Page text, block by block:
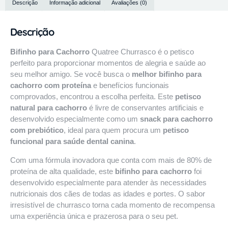
Descrição Informação adicional Avaliações (0)
Descrição
Bifinho para Cachorro Quatree Churrasco é o petisco
perfeito para proporcionar momentos de alegria e saúde ao
seu melhor amigo. Se você busca o melhor bifinho para
cachorro com proteínae benefícios funcionais
comprovados, encontrou a escolha perfeita. Este petisco
natural para cachorro é livre de conservantes artificiais e
desenvolvido especialmente como um snack para cachorro
com prebiótico, ideal para quem procura um petisco
funcional para saúde dental canina.
Com uma fórmula inovadora que conta com mais de 80% de
proteína de alta qualidade, este bifinho para cachorro foi
desenvolvido especialmente para atender às necessidades
nutricionais dos cães de todas as idades e portes. O sabor
irresistível de churrasco torna cada momento de recompensa
uma experiência única e prazerosa para o seu pet.